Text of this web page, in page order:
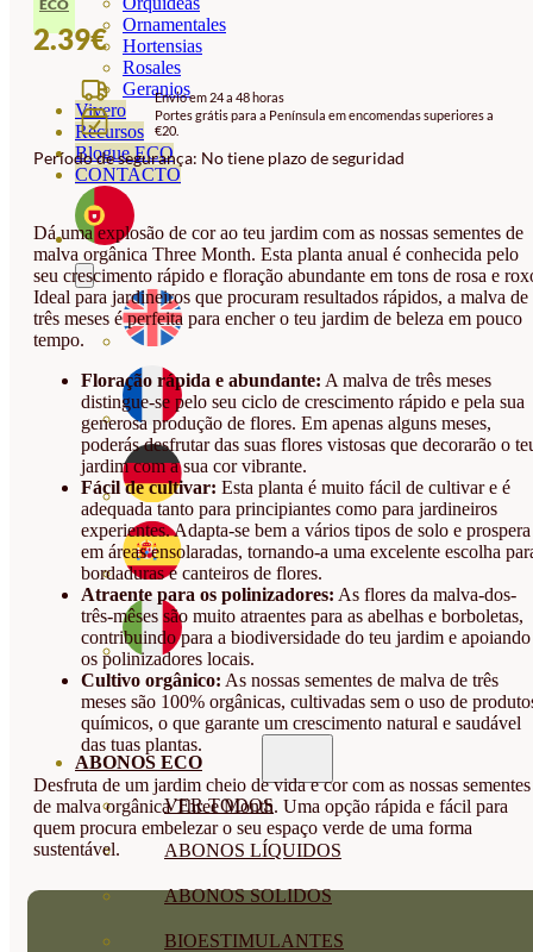
Ornamentales
Hortensias
Rosales
Geranios
Vivero
Recursos
Blogue ECO
CONTACTO
ABONOS ECO
VER TODOS
ABONOS LÍQUIDOS
ABONOS SOLIDOS
BIOESTIMULANTES
ECO
2.39€
Envio em 24 a 48 horas
Portes grátis para a Península em encomendas superiores a
€20.
Período de segurança: No tiene plazo de seguridad
Dá uma explosão de cor ao teu jardim com as nossas sementes de
malva orgânica Three Month. Esta planta anual é conhecida pelo
seu crescimento rápido e floração abundante em tons de rosa e
Ideal para jardineiros que procuram resultados rápidos, a malva de
três meses é perfeita para encher o teu jardim de beleza em pouco
tempo.
Floração rápida e abundante: A malva de três meses
distingue-se pelo seu ciclo de crescimento rápido e pela sua
generosa produção de flores. Em apenas alguns meses,
poderás desfrutar das suas flores vistosas que decorarão o
jardim com a sua cor vibrante.
Fácil de cultivar: Esta planta é muito fácil de cultivar e é
adequada tanto para principiantes como para jardineiros
experientes. Adapta-se bem a vários tipos de solo e prospera
em áreas ensolaradas, tornando-a uma excelente escolha
bordaduras e canteiros de flores.
Atraente para os polinizadores: As flores da malva-dos-
três-mêses são muito atraentes para as abelhas e borboletas,
contribuindo para a biodiversidade do teu jardim e apoiando
os polinizadores locais.
Cultivo orgânico: As nossas sementes de malva de três
meses são 100% orgânicas, cultivadas sem o uso de
químicos, o que garante um crescimento natural e saudável
das tuas plantas.
Desfruta de um jardim cheio de vida e cor com as nossas sementes
de malva orgânica Three Month. Uma opção rápida e fácil para
quem procura embelezar o seu espaço verde de uma forma
sustentável.